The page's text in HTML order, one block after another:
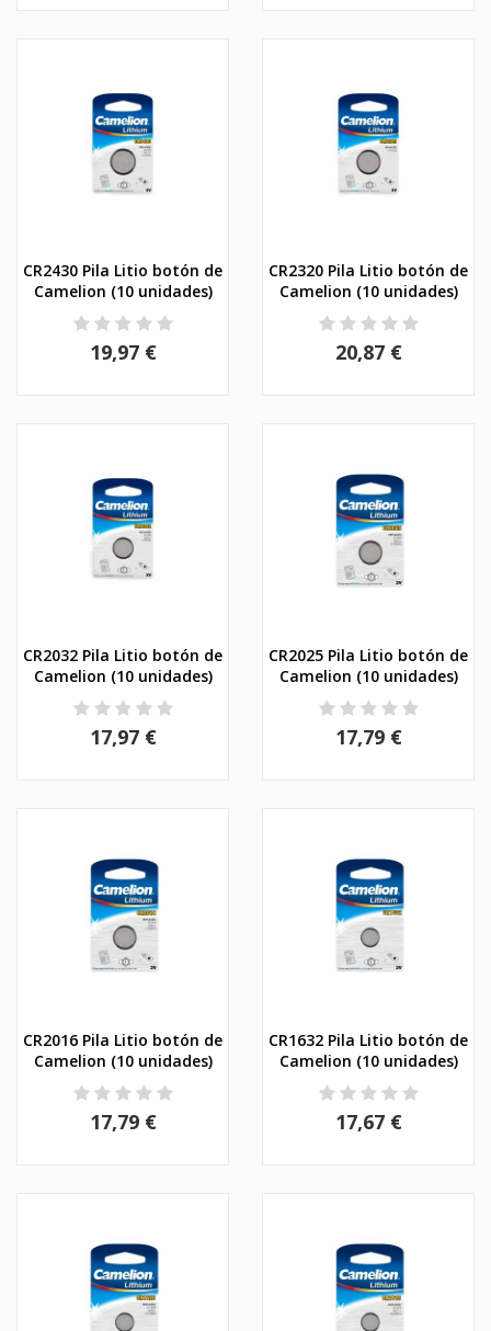
CR2430 Pila Litio botón de
Camelion (10 unidades)
19,97 €
CR2320 Pila Litio botón de
Camelion (10 unidades)
20,87 €
CR2032 Pila Litio botón de
Camelion (10 unidades)
17,97 €
CR2025 Pila Litio botón de
Camelion (10 unidades)
17,79 €
CR2016 Pila Litio botón de
Camelion (10 unidades)
17,79 €
CR1632 Pila Litio botón de
Camelion (10 unidades)
17,67 €